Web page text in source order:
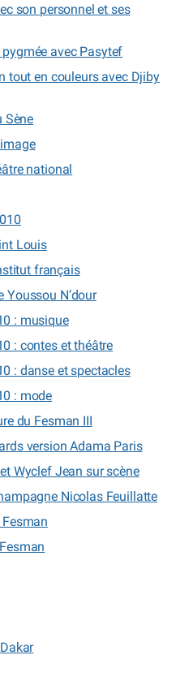
son personnel et ses
avec Pasytef
tout en couleurs avec Djiby
Sène
national
Louis
français
Youssou N’dour
: musique
: contes et théâtre
: danse et spectacles
: mode
du Fesman III
version Adama Paris
Wyclef Jean sur scène
Nicolas Feuillatte
Fesman